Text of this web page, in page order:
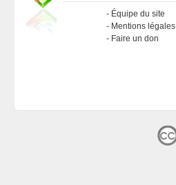
Équipe du site
Mentions légales
Faire un don